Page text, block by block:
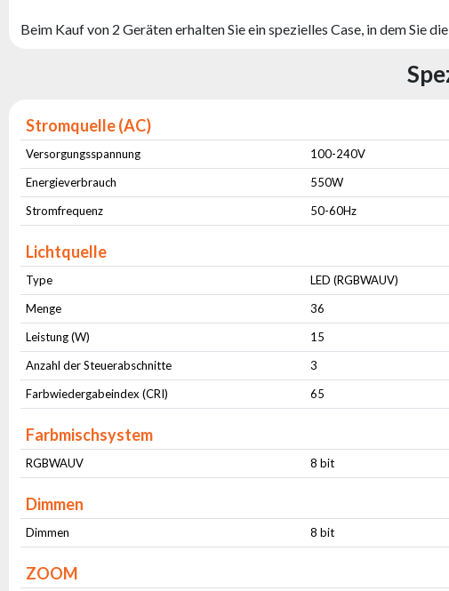
Beim Kauf von 2 Geräten erhalten Sie ein spezielles Case, in dem Sie
Stromquelle (AC)
Versorgungsspannung
100-240V
Energieverbrauch
550W
Stromfrequenz
50-60Hz
Lichtquelle
Type
LED (RGBWAUV)
Menge
36
Leistung (W)
15
Anzahl der Steuerabschnitte
3
Farbwiedergabeindex (CRI)
65
Farbmischsystem
RGBWAUV 8 bit
Dimmen
Dimmen 8 bit
ZOOM